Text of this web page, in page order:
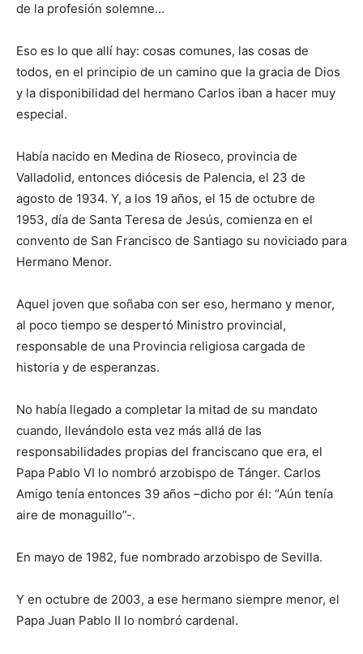
de la profesión solemne…
Eso es lo que allí hay: cosas comunes, las cosas de
todos, en el principio de un camino que la gracia de Dios
y la disponibilidad del hermano Carlos iban a hacer muy
especial.
Había nacido en Medina de Rioseco, provincia de
Valladolid, entonces diócesis de Palencia, el 23 de
agosto de 1934. Y, a los 19 años, el 15 de octubre de
1953, día de Santa Teresa de Jesús, comienza en el
convento de San Francisco de Santiago su noviciado para
Hermano Menor.
Aquel joven que soñaba con ser eso, hermano y menor,
al poco tiempo se despertó Ministro provincial,
responsable de una Provincia religiosa cargada de
historia y de esperanzas.
No había llegado a completar la mitad de su mandato
cuando, llevándolo esta vez más allá de las
responsabilidades propias del franciscano que era, el
Papa Pablo VI lo nombró arzobispo de Tánger. Carlos
Amigo tenía entonces 39 años –dicho por él: “Aún tenía
aire de monaguillo”-.
En mayo de 1982, fue nombrado arzobispo de Sevilla.
Y en octubre de 2003, a ese hermano siempre menor, el
Papa Juan Pablo II lo nombró cardenal.